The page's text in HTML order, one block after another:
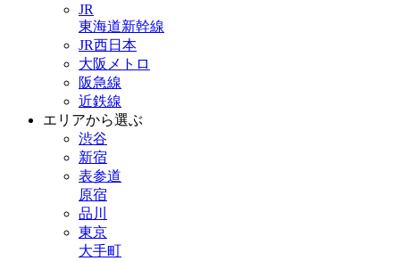
JR
東海道新幹線
JR西日本
大阪メトロ
阪急線
近鉄線
エリアから選ぶ
渋谷
新宿
表参道
原宿
品川
東京
大手町